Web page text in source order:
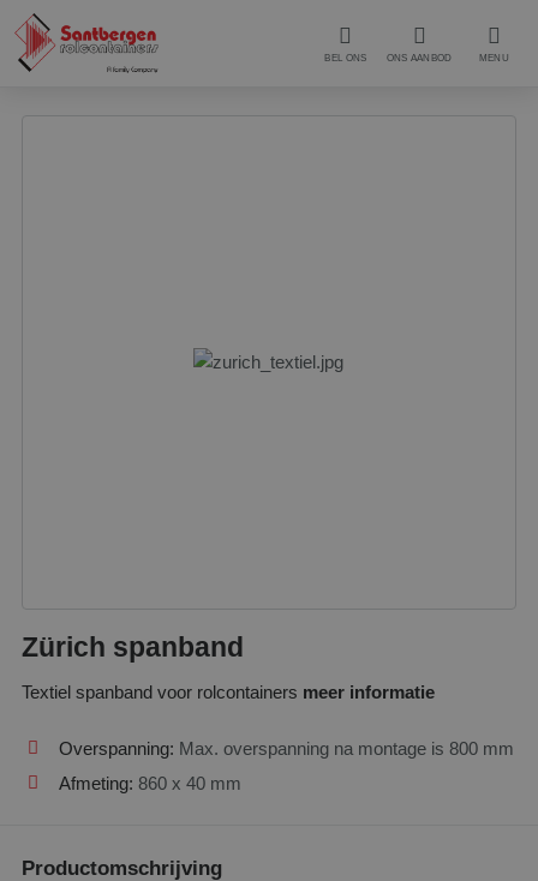
BEL ONS ONS AANBOD MENU
Zürich spanband
Textiel spanband voor rolcontainers meer informatie
Overspanning: Max. overspanning na montage is 800 mm
Afmeting: 860 x 40 mm
Productomschrijving